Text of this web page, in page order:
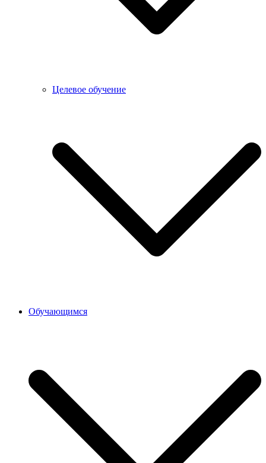
Целевое обучение
Обучающимся